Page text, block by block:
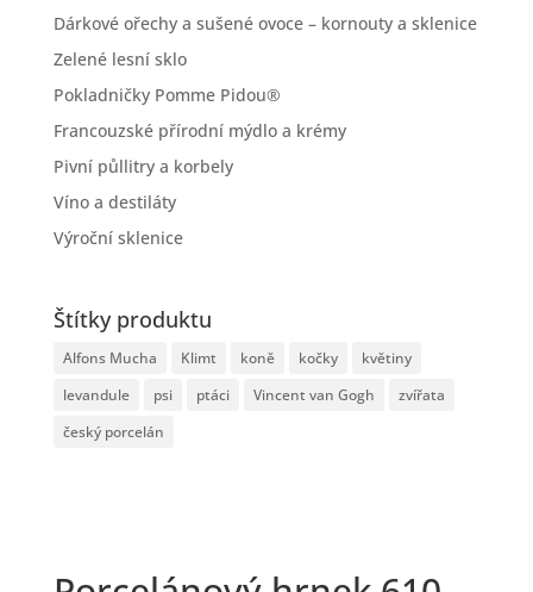
Dárkové ořechy a sušené ovoce – kornouty a sklenice
Zelené lesní sklo
Pokladničky Pomme Pidou®
Francouzské přírodní mýdlo a krémy
Pivní půllitry a korbely
Víno a destiláty
Výroční sklenice
Štítky produktu
Alfons Mucha Klimt koně kočky
květiny
levandule
psi ptáci Vincent van Gogh
zvířata
český porcelán